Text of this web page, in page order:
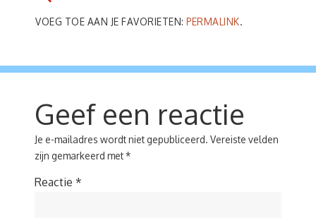
VOEG TOE AAN JE FAVORIETEN: PERMALINK.
Geef een reactie
Je e-mailadres wordt niet gepubliceerd. Vereiste velden
zijn gemarkeerd met*
Reactie *